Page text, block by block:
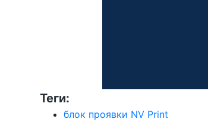
Теги:
блок проявки NV Print